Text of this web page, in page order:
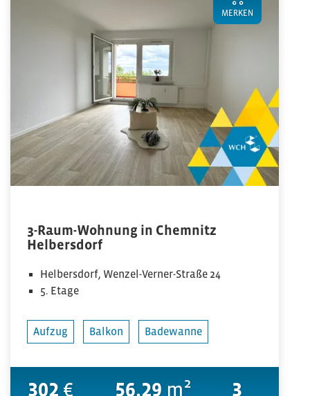
3-Raum-Wohnung in Chemnitz
Helbersdorf
Helbersdorf, Wenzel-Verner-Straße 24
5. Etage
Aufzug Balkon Badewanne
302 € 56.29 m² 3
MERKEN